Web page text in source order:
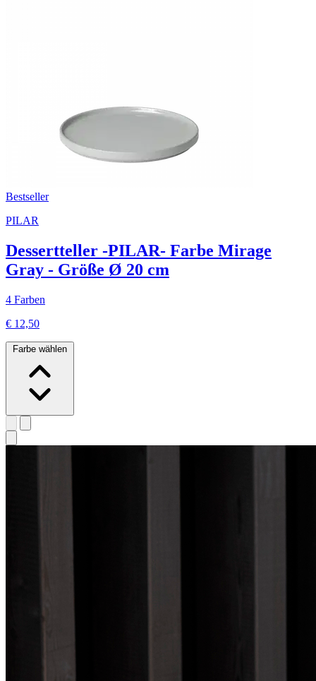
Bestseller
PILAR
Dessertteller -PILAR- Farbe Mirage
Gray - Größe Ø 20 cm
4 Farben
€ 12,50
Farbe wählen